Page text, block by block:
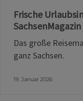
Frische
Das große
ganz Sachsen.
19. Januar 2026